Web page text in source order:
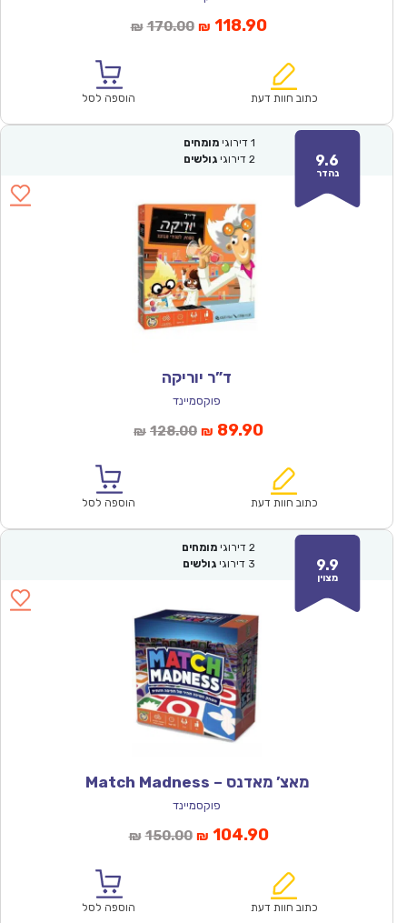
₪ 170.00המחיר
₪170.00.
₪ 118.90המחיר
הוא:
כתוב חוות דעת הוספה לסל
9.6
נהדר
1 דירוגי מומחים
2 דירוגי גולשים
ד”ר יוריקה
פוקסמיינד
₪ 128.00המחיר
₪128.00.
₪ 89.90המחיר
הוא:
כתוב חוות דעת הוספה לסל
9.9
מצוין
2 דירוגי מומחים
3 דירוגי גולשים
מאצ’ מאדנס – Match Madness
פוקסמיינד
₪ 150.00המחיר
₪150.00.
₪ 104.90המחיר
הוא:
כתוב חוות דעת הוספה לסל